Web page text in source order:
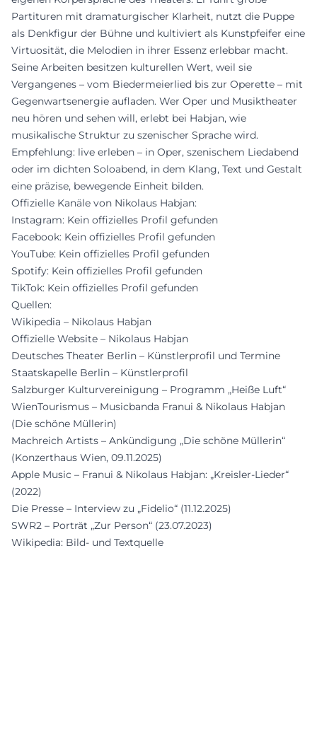
Partituren mit dramaturgischer Klarheit, nutzt die Puppe
als Denkfigur der Bühne und kultiviert als Kunstpfeifer eine
Virtuosität, die Melodien in ihrer Essenz erlebbar macht.
Seine Arbeiten besitzen kulturellen Wert, weil sie
Vergangenes – vom Biedermeierlied bis zur Operette – mit
Gegenwartsenergie aufladen. Wer Oper und Musiktheater
neu hören und sehen will, erlebt bei Habjan, wie
musikalische Struktur zu szenischer Sprache wird.
Empfehlung: live erleben – in Oper, szenischem Liedabend
oder im dichten Soloabend, in dem Klang, Text und Gestalt
eine präzise, bewegende Einheit bilden.
Offizielle Kanäle von Nikolaus Habjan:
Instagram: Kein offizielles Profil gefunden
Facebook: Kein offizielles Profil gefunden
YouTube: Kein offizielles Profil gefunden
Spotify: Kein offizielles Profil gefunden
TikTok: Kein offizielles Profil gefunden
Quellen:
Wikipedia – Nikolaus Habjan
Offizielle Website – Nikolaus Habjan
Deutsches Theater Berlin – Künstlerprofil und Termine
Staatskapelle Berlin – Künstlerprofil
Salzburger Kulturvereinigung – Programm „Heiße Luft“
WienTourismus – Musicbanda Franui & Nikolaus Habjan
(Die schöne Müllerin)
Machreich Artists – Ankündigung „Die schöne Müllerin“
(Konzerthaus Wien, 09.11.2025)
Apple Music – Franui & Nikolaus Habjan: „Kreisler-Lieder“
(2022)
Die Presse – Interview zu „Fidelio“ (11.12.2025)
SWR2 – Porträt „Zur Person“ (23.07.2023)
Wikipedia: Bild- und Textquelle